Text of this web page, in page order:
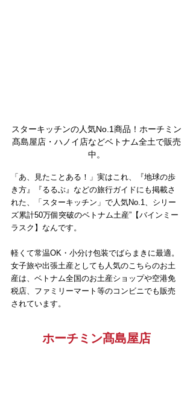
スターキッチンの人気No.1商品！ホーチミン
髙島屋店・ハノイ店などベトナム全土で販売
中。
「あ、見たことある！」実はこれ、『地球の歩
き方』『るるぶ』などの旅行ガイドにも掲載さ
れた、「スターキッチン」で人気No.1、シリー
ズ累計50万個突破のベトナム土産”【バインミー
ラスク】なんです。
軽くて常温OK・小分け包装でばらまきに最適。
女子旅や出張土産としても人気のこちらのお土
産は、ベトナム全国のお土産ショップや空港免
税店、ファミリーマート等のコンビニでも販売
されています。
ホーチミン髙島屋店